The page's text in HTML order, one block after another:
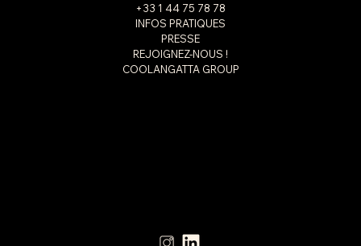
+33 1 44 75 78 78
INFOS PRATIQUES
PRESSE
REJOIGNEZ-NOUS !
COOLANGATTA GROUP